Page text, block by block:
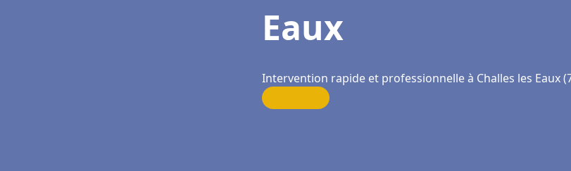
Eaux
Intervention rapide et professionnelle à Challes les Eaux